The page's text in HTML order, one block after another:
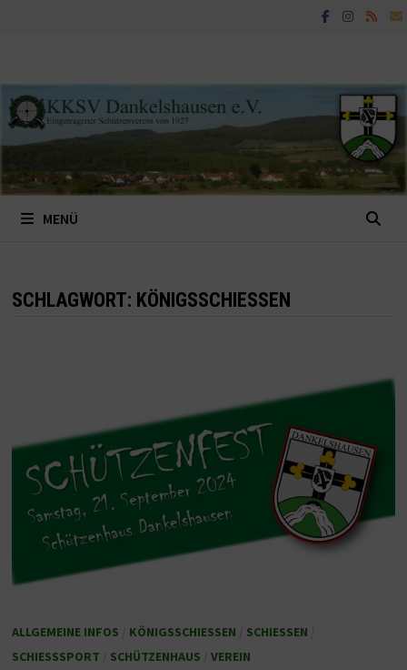
MENÜ
SCHLAGWORT: KÖNIGSSCHIESSEN
ALLGEMEINE INFOS KÖNIGSSCHIESSEN SCHIESSEN
SCHIESSSPORT
SCHÜTZENHAUS VEREIN